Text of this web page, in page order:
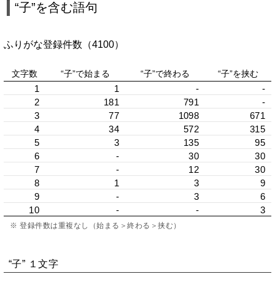
“子”を含む語句
ふりがな登録件数（4100）
文字数 “子”で始まる “子”で終わる “子”を挟む
1 1 -
-
2
181 791
-
3
77 1098
671
4
34 572
315
5
3 135
95
6
- 30
30
7
- 12
30
8
1 3
9
9
- 3
6
10
- - 3
※ 登録件数は重複なし（始まる＞終わる＞挟む）
“子” １文字